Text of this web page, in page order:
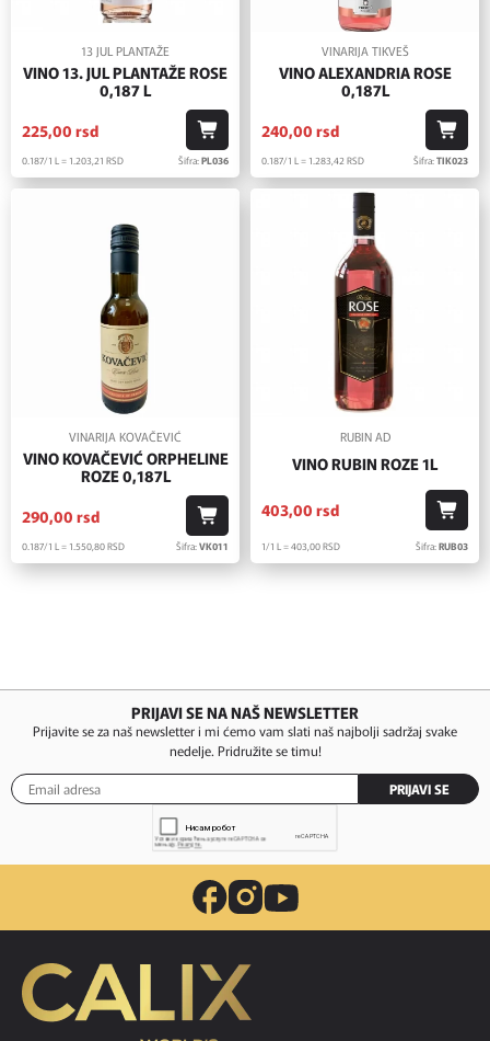
13 JUL PLANTAŽE
VINO 13. JUL PLANTAŽE ROSE
0,187 L
225,00 rsd
0.187/1 L = 1.203,21 RSD Šifra:PL036
VINARIJA TIKVEŠ
VINO ALEXANDRIA ROSE
0,187L
240,00 rsd
0.187/1 L = 1.283,42RSD Šifra:TIK023
VINARIJA KOVAČEVIĆ
VINO KOVAČEVIĆ ORPHELINE
ROZE 0,187L
290,00 rsd
0.187/1 L = 1.550,80RSD Šifra:VK011
RUBIN AD
VINO RUBIN ROZE 1L
403,00 rsd
1/1 L = 403,00RSD Šifra:RUB03
PRIJAVI SE NA NAŠ NEWSLETTER
Prijavite se za naš newsletter i mi ćemo vam slati naš najbolji sadržaj svake
nedelje. Pridružite se timu!
PRIJAVI SE